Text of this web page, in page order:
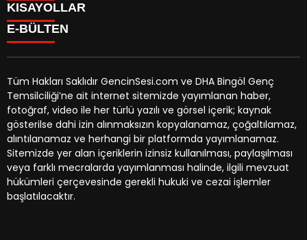
GENÇ
BİNGÖL
ÖZEL HABER
EKONOMİ
YEREL HABERLER
CANLI BORSA
KÜNYE
İLETİŞİM
KISAYOLLAR
BURÇLAR
CANLI TV
HAVA DURUMU
NÖBETÇİ ECZANELER
TRAFİK DURUMU
YEREL HABERLER
GAZETELER
E-BÜLTEN
gencinsesi.com e-bültenine abone olarak, tarafınıza haber,
duyuru ve kampanya içerikli e-postaların gönderilmesini
kabul etmiş olursunuz.
Tüm Hakları Saklıdır GencinSesi.com ve DHA Bingöl Genç
Temsilciliği’ne ait internet sitemizde yayımlanan haber,
fotoğraf, video ile her türlü yazılı ve görsel içerik; kaynak
gösterilse dahi izin alınmaksızın kopyalanamaz, çoğaltılamaz,
alıntılanamaz ve herhangi bir platformda yayımlanamaz.
Sitemizde yer alan içeriklerin izinsiz kullanılması, paylaşılması
veya farklı mecralarda yayımlanması halinde, ilgili mevzuat
hükümleri çerçevesinde gerekli hukuki ve cezai işlemler
başlatılacaktır.